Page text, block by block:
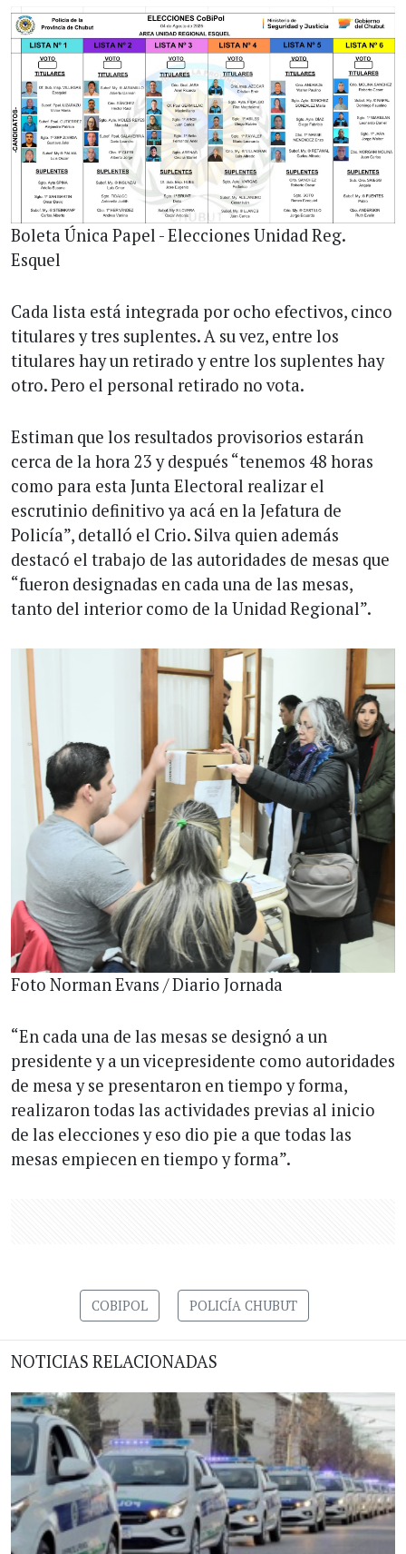
Boleta Única Papel - Elecciones Unidad Reg.
Esquel
Cada lista está integrada por ocho efectivos, cinco
titulares y tres suplentes. A su vez, entre los
titulares hay un retirado y entre los suplentes hay
otro. Pero el personal retirado no vota.
Estiman que los resultados provisorios estarán
cerca de la hora 23 y después “tenemos 48 horas
como para esta Junta Electoral realizar el
escrutinio definitivo ya acá en la Jefatura de
Policía”, detalló el Crio. Silva quien además
destacó el trabajo de las autoridades de mesas que
“fueron designadas en cada una de las mesas,
tanto del interior como de la Unidad Regional”.
Foto Norman Evans / Diario Jornada
“En cada una de las mesas se designó a un
presidente y a un vicepresidente como autoridades
de mesa y se presentaron en tiempo y forma,
realizaron todas las actividades previas al inicio
de las elecciones y eso dio pie a que todas las
mesas empiecen en tiempo y forma”.
COBIPOL POLICÍA CHUBUT
NOTICIAS RELACIONADAS